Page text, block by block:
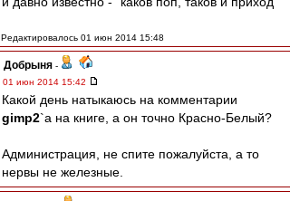
Редактировалось 01 июн 2014 15:48
Добрыня -
01 июн 2014 15:42
Какой день натыкаюсь на комментарии
gimp2`а на книге, а он точно Красно-Белый?
Администрация, не спите пожалуйста, а то
нервы не железные.